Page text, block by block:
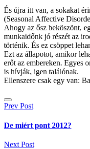
És újra itt van, a sokakat
(Seasonal Affective
Ahogy az ősz beköszönt,
munkaidőnk jó részét az
történik. És ez csöppet
Ezt az állapotot, amikor
erőt az embereken. Egyes
is hívják, igen találónak.
Ellenszere csak egy van:
Bejegyzés
navigáció
Prev Post
De miért pont 2012?
Next Post